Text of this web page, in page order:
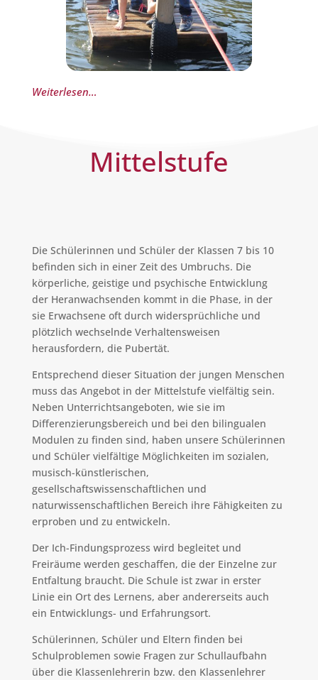
Weiterlesen…
Mittelstufe
Die Schülerinnen und Schüler der Klassen 7 bis 10
befinden sich in einer Zeit des Umbruchs. Die
körperliche, geistige und psychische Entwicklung
der Heranwachsenden kommt in die Phase, in der
sie Erwachsene oft durch widersprüchliche und
plötzlich wechselnde Verhaltensweisen
herausfordern, die Pubertät.
Entsprechend dieser Situation der jungen Menschen
muss das Angebot in der Mittelstufe vielfältig sein.
Neben Unterrichtsangeboten, wie sie im
Differenzierungsbereich und bei den bilingualen
Modulen zu finden sind, haben unsere Schülerinnen
und Schüler vielfältige Möglichkeiten im sozialen,
musisch-künstlerischen,
gesellschaftswissenschaftlichen und
naturwissenschaftlichen Bereich ihre Fähigkeiten zu
erproben und zu entwickeln.
Der Ich-Findungsprozess wird begleitet und
Freiräume werden geschaffen, die der Einzelne zur
Entfaltung braucht. Die Schule ist zwar in erster
Linie ein Ort des Lernens, aber andererseits auch
ein Entwicklungs- und Erfahrungsort.
Schülerinnen, Schüler und Eltern finden bei
Schulproblemen sowie Fragen zur Schullaufbahn
über die Klassenlehrerin bzw. den Klassenlehrer